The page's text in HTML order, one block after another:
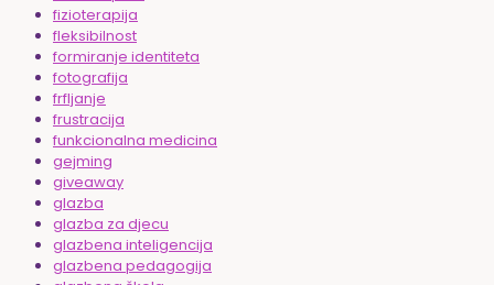
fizioterapija
fleksibilnost
formiranje identiteta
fotografija
frfljanje
frustracija
funkcionalna medicina
gejming
giveaway
glazba
glazba za djecu
glazbena inteligencija
glazbena pedagogija